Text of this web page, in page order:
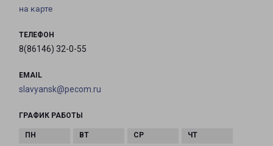
на карте
ТЕЛЕФОН
8(86146) 32-0-55
EMAIL
slavyansk@pecom.ru
ГРАФИК РАБОТЫ